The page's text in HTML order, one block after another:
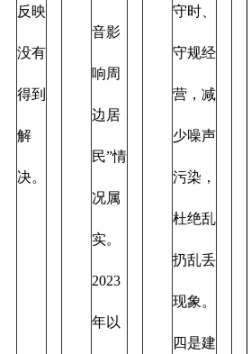
反映
没有
得到
解
决。
音影
响周
边居
民”情
况属
实。
2023
年以
守时、
守规经
营，减
少噪声
污染，
杜绝乱
扔乱丢
现象。
四是建